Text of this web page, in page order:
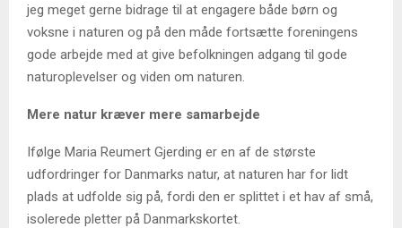
jeg meget gerne bidrage til at engagere både børn og
voksne i naturen og på den måde fortsætte foreningens
gode arbejde med at give befolkningen adgang til gode
naturoplevelser og viden om naturen.
Mere natur kræver mere samarbejde
Ifølge Maria Reumert Gjerding er en af de største
udfordringer for Danmarks natur, at naturen har for lidt
plads at udfolde sig på, fordi den er splittet i et hav af små,
isolerede pletter på Danmarkskortet.